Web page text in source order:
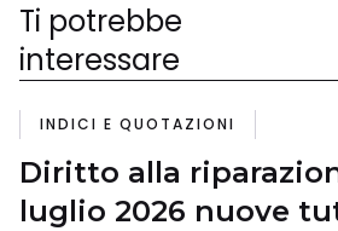
Ti potrebbe
interessare
INDICI E QUOTAZIONI
Diritto alla
luglio 2026 nuove